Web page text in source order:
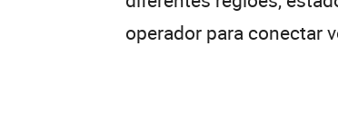
operador para conectar